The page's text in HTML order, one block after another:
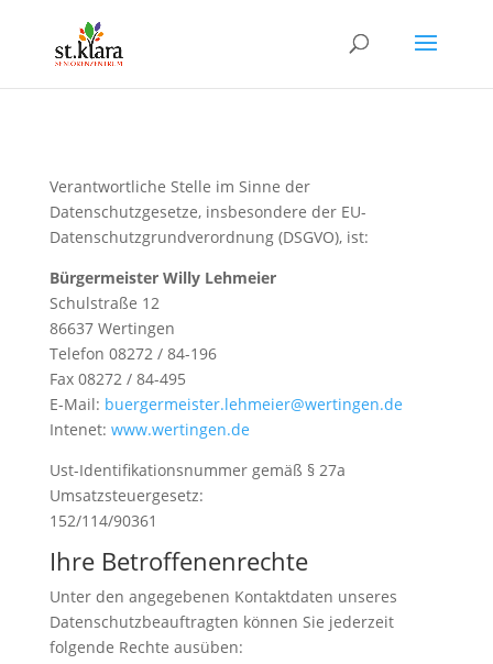
Verantwortliche Stelle im Sinne der
Datenschutzgesetze, insbesondere der EU-
Datenschutzgrundverordnung (DSGVO), ist:
Bürgermeister Willy Lehmeier
Schulstraße 12
86637 Wertingen
Telefon 08272 / 84-196
Fax 08272 / 84-495
E-Mail: buergermeister.lehmeier@wertingen.de
Intenet: www.wertingen.de
Ust-Identifikationsnummer gemäß § 27a
Umsatzsteuergesetz:
152/114/90361
Ihre Betroffenenrechte
Unter den angegebenen Kontaktdaten unseres
Datenschutzbeauftragten können Sie jederzeit
folgende Rechte ausüben: